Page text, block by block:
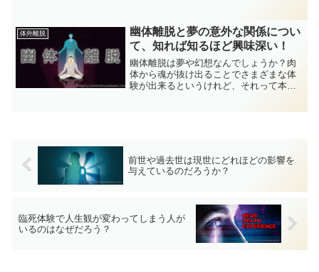
ことをしっかりと説明していきたいと思
います。
体外離脱
幽体離脱と夢の意外な関係につい
て、知れば知るほど興味深い！
幽体離脱は夢や幻想なんでしょうか？肉
体から魂が抜け出ることでさまざまな体
験が出来るというけれど、それって本当
前世や過去世は現世にどれほどの影響を
与えているのだろうか？
臨死体験で人生観が変わってしまう人が
いるのはなぜだろう？